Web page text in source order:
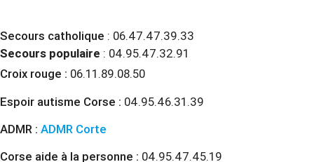
Secours catholique : 06.47.47.39.33
Secours populaire : 04.95.47.32.91
Croix rouge : 06.11.89.08.50
Espoir autisme Corse : 04.95.46.31.39
ADMR : ADMR Corte
Corse aide à la personne : 04.95.47.45.19